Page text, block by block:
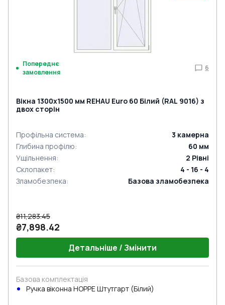
Попереднє
замовлення
6
Вікна 1300x1500 мм REHAU Euro 60 Білий (RAL 9016) з
двох сторін
Профільна система: 3 камерна
Глибина профілю: 60 мм
Ущільнення: 2 Рівні
Склопакет:
4 - 16 - 4
Зламобезпека: Базова зламобезпека
₴11,283.45
₴7,898.42
Детальніше / Змінити
Базова комплектація
Ручка віконна HOPPE Штутгарт (Білий)